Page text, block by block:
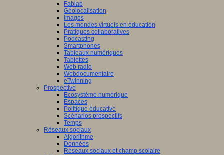
Fablab
Géolocalisation
Images
Les mondes virtuels en éducation
Pratiques collaboratives
Podcasting
Smartphones
Tableaux numériques
Tablettes
Web radio
Webdocumentaire
eTwinning
Prospective
Ecosystème numérique
Espaces
Politique éducative
Scénarios prospectifs
Temps
Réseaux sociaux
Algorithme
Données
Réseaux sociaux et champ scolaire